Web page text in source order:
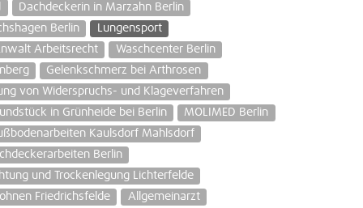
Dachdeckerin in Marzahn Berlin
Berlin
Lungensport
Arbeitsrecht
Waschcenter Berlin
Gelenkschmerz bei Arthrosen
von Widerspruchs- und Klageverfahren
in Grünheide bei Berlin
MOLIMED Berlin
Kaulsdorf Mahlsdorf
Berlin
und Trockenlegung Lichterfelde
Friedrichsfelde
Allgemeinarzt